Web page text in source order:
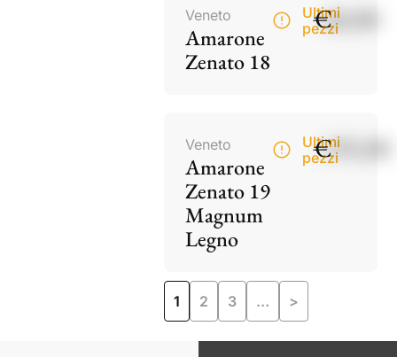
Veneto
Amarone
Zenato 18
Ultimi
pezzi
€60,00
Veneto
Amarone
Zenato 19
Magnum
Legno
Ultimi
pezzi
€195,00
1 2 3 … >